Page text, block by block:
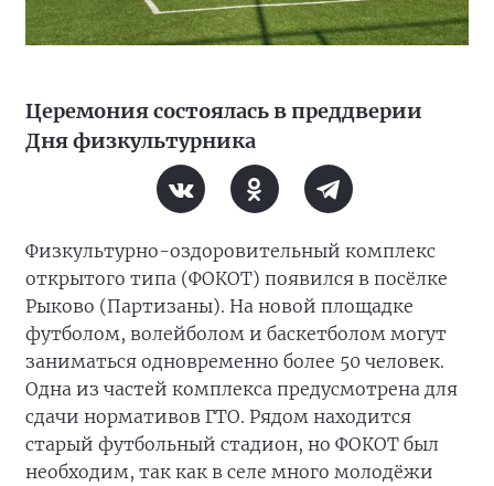
Церемония состоялась в преддверии
Дня физкультурника
Физкультурно-оздоровительный комплекс
открытого типа (ФОКОТ) появился в посёлке
Рыково (Партизаны). На новой площадке
футболом, волейболом и баскетболом могут
заниматься одновременно более 50 человек.
Одна из частей комплекса предусмотрена для
сдачи нормативов ГТО. Рядом находится
старый футбольный стадион, но ФОКОТ был
необходим, так как в селе много молодёжи